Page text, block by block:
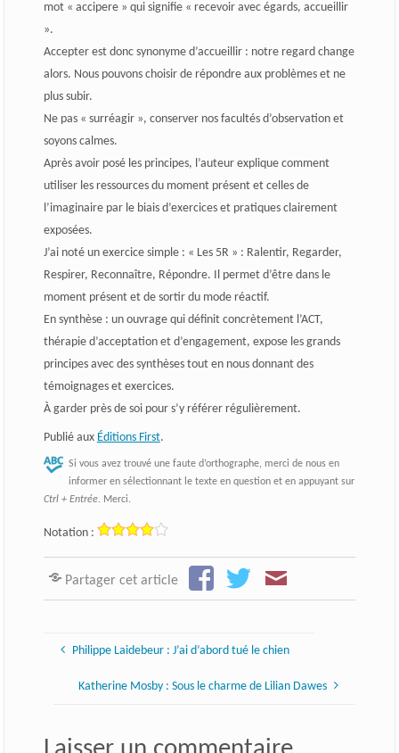
mot « accipere » qui signifie « recevoir avec égards, accueillir
».
Accepter est donc synonyme d’accueillir : notre regard change
alors. Nous pouvons choisir de répondre aux problèmes et ne
plus subir.
Ne pas « surréagir », conserver nos facultés d’observation et
soyons calmes.
Après avoir posé les principes, l’auteur explique comment
utiliser les ressources du moment présent et celles de
l’imaginaire par le biais d’exercices et pratiques clairement
exposées.
J’ai noté un exercice simple : « Les 5R » : Ralentir, Regarder,
Respirer, Reconnaître, Répondre. Il permet d’être dans le
moment présent et de sortir du mode réactif.
En synthèse : un ouvrage qui définit concrètement l’ACT,
thérapie d’acceptation et d’engagement, expose les grands
principes avec des synthèses tout en nous donnant des
témoignages et exercices.
À garder près de soi pour s’y référer régulièrement.
Publié aux Éditions First.
Si vous avez trouvé une faute d’orthographe, merci de nous en
informer en sélectionnant le texte en question et en appuyant sur
Ctrl + Entrée. Merci.
Notation :
Partager cet article
Philippe Laidebeur : J’ai d’abord tué le chien
Katherine Mosby : Sous le charme de Lilian Dawes